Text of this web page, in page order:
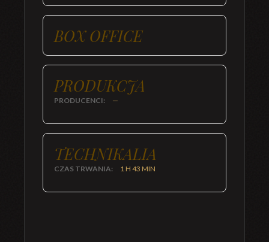
BOX OFFICE
PRODUKCJA
PRODUCENCI: —
TECHNIKALIA
CZAS TRWANIA: 1 H 43 MIN